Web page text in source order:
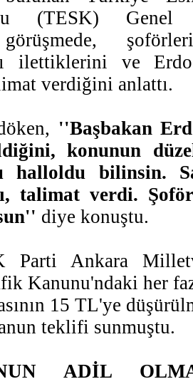
(TESK) Genel
görüşmede,
ilettiklerini ve
verdiğini anlattı.
''Başbakan
konunun
bilinsin.
talimat verdi. Şoför
diye konuştu.
Parti Ankara
Kanunu'ndaki her
15 TL'ye
teklifi sunmuştu.
ADİL